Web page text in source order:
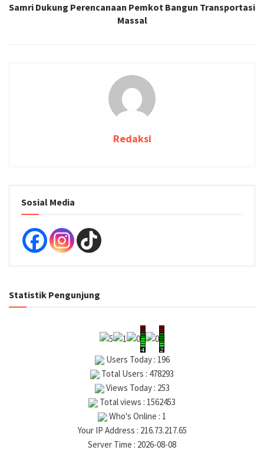
Samri Dukung Perencanaan Pemkot Bangun Transportasi
Massal
Redaksi
Sosial Media
Statistik Pengunjung
Users Today : 196
Total Users : 478293
Views Today : 253
Total views : 1562453
Who's Online : 1
Your IP Address : 216.73.217.65
Server Time : 2026-08-08